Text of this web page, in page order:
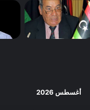
أغسطس 2026